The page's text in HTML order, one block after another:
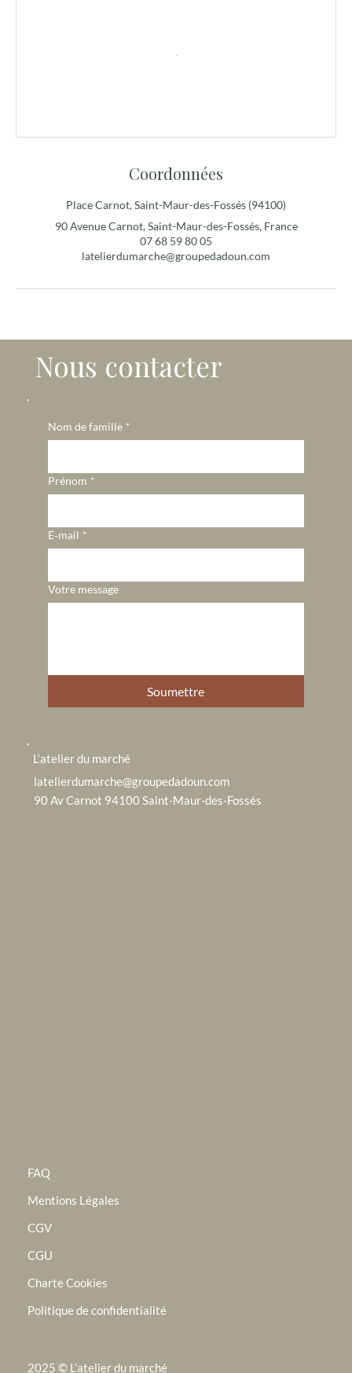
Coordonnées
Place Carnot, Saint-Maur-des-Fossés (94100)
90 Avenue Carnot, Saint-Maur-des-Fossés, France
07 68 59 80 05
latelierdumarche@groupedadoun.com
Nous contacter
L’atelier du marché
latelierdumarche@groupedadoun.com
90 Av Carnot 94100 Saint-Maur-des-Fossés
Nom de famille *
Prénom *
E‑mail *
Votre message
Soumettre
2025 © L’atelier du marché
FAQ
Mentions Légales
CGV
CGU
Charte Cookies
Politique de confidentialité